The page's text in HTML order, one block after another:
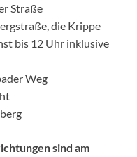
Straße
die Krippe
bis 12 Uhr inklusive
Weg
sind am